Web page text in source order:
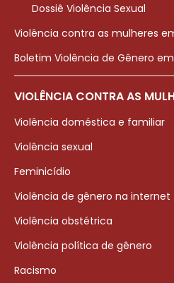
Dossiê Violência Sexual
Violência contra as mulheres
Boletim Violência de Gênero
VIOLÊNCIA CONTRA AS
Violência doméstica e familiar
Violência sexual
Feminicídio
Violência de gênero na internet
Violência obstétrica
Violência política de gênero
Racismo